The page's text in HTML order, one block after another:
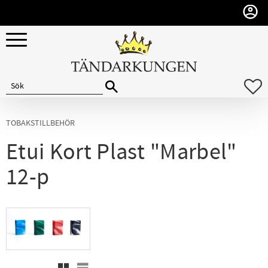
Meny
TOBAKSTILLBEHÖR
Etui Kort Plast "Marbel"
12-p
Rutnätsvy
Listvy